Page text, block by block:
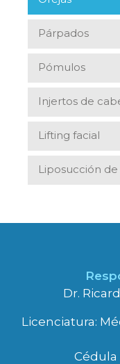
Párpados
Pómulos
Injertos de
Lifting facial
Liposucción
Dr.
Licenciatura:
Cédula